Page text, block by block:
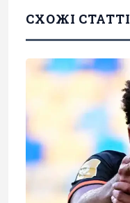
СХОЖІ СТАТТІ